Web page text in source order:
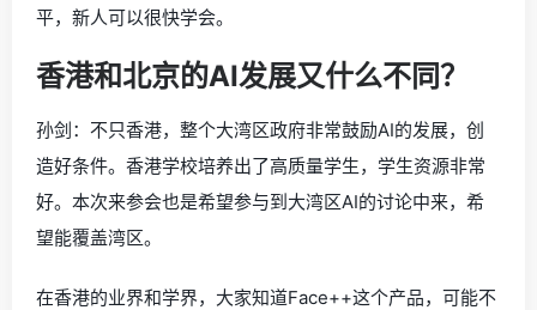
平，新人可以很快学会。
香港和北京的AI发展又什么不同？
孙剑：不只香港，整个大湾区政府非常鼓励AI的发展，创
造好条件。香港学校培养出了高质量学生，学生资源非常
好。本次来参会也是希望参与到大湾区AI的讨论中来，希
望能覆盖湾区。
在香港的业界和学界，大家知道Face++这个产品，可能不